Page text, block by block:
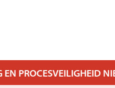
PROCESVEILIGHEID